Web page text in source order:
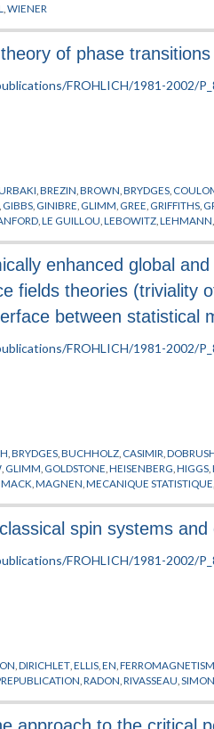
,WIENER
of phase
,BREZIN ,BROWN ,BRYDGES
GIBBS GINIBRE GLIMM GREE GRIFFITHS
,LE GUILLOU ,LEBOWITZ ,LEHMANN
enhanced global
fields theories (triviality
between statistical
,BRYDGES ,BUCHHOLZ CASIMIR ,
GLIMM GOLDSTONE ,HEISENBERG ,HIGGS ,
,MACK ,MAGNEN ,MECANIQUE STATISTIQUE
spin systems
,DIRICHLET ,ELLIS ,EN ,
,RADON ,RIVASSEAU SIMON
approach to the critical